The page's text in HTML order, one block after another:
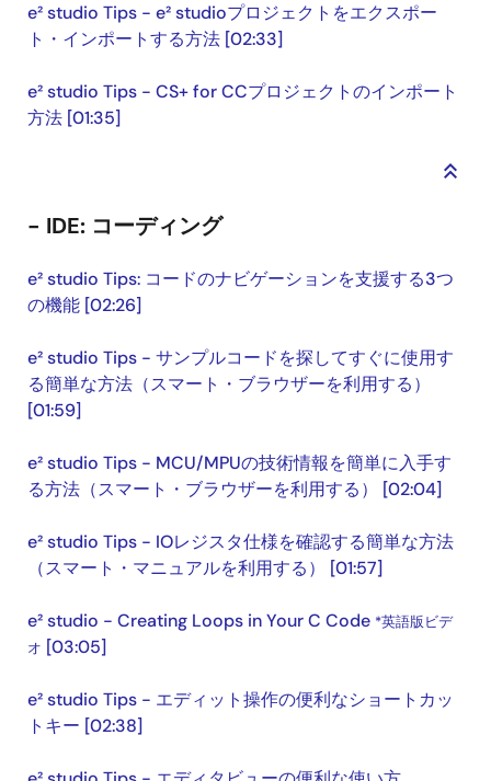
e² studio Tips - e² studioプロジェクトをエクスポー
ト・インポートする方法 [02:33]
e² studio Tips - CS+ for CCプロジェクトのインポート
方法 [01:35]
keyboard_double_arrow_up
- IDE: コーディング
e² studio Tips: コードのナビゲーションを支援する3つ
の機能 [02:26]
e² studio Tips - サンプルコードを探してすぐに使用す
る簡単な方法（スマート・ブラウザーを利用する）
[01:59]
e² studio Tips - MCU/MPUの技術情報を簡単に入手す
る方法（スマート・ブラウザーを利用する） [02:04]
e² studio Tips - IOレジスタ仕様を確認する簡単な方法
（スマート・マニュアルを利用する） [01:57]
e² studio - Creating Loops in Your C Code *英語版ビデ
オ [03:05]
e² studio Tips - エディット操作の便利なショートカッ
トキー [02:38]